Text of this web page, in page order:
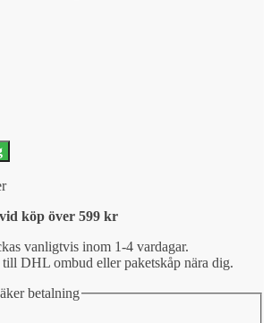
köp över 599 kr
vanligtvis inom 1-4 vardagar.
till DHL ombud eller paketskåp nära dig.
betalning